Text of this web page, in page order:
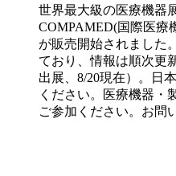
世界最大級の医療機器
COMPAMED(国際医療
が販売開始されました。
ており、情報は順次更
出展、8/20現在）。日
ください。医療機器・
ご参加ください。お問